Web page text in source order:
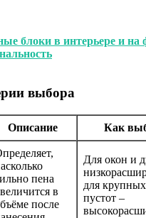
блоки в интерьере и на
выбора
Описание Как
пена
в
после
Для окон и
для
пустот –